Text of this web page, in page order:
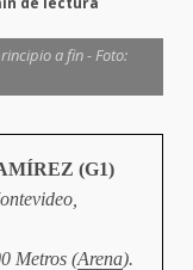
a fin - Foto:
(G1)
Metros (Arena).